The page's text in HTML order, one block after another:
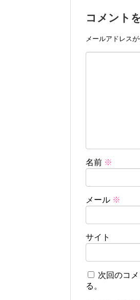
コメント
メールアドレス
名前 ※
メール ※
サイト
次回のコ
る。